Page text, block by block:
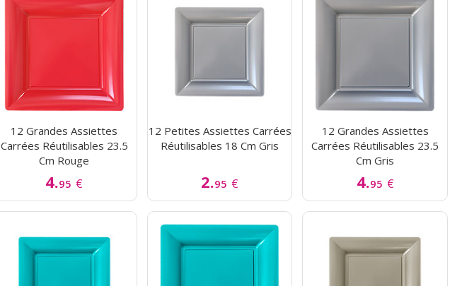
12 Grandes Assiettes
Carrées Réutilisables 23.5
Cm Rouge
4.95 €
12 Petites Assiettes Carrées
Réutilisables 18 Cm Gris
2.95 €
12 Grandes Assiettes
Carrées Réutilisables 23.5
Cm Gris
4.95 €